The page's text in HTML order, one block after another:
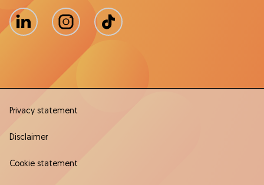
LinkedIn Instagram TikTok
Privacy statement
Disclaimer
Cookie statement